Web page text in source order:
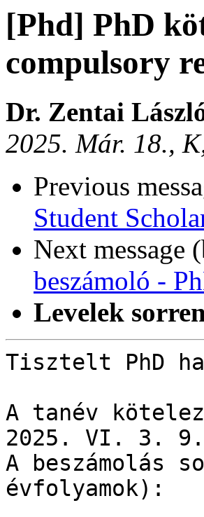
[Phd] PhD
compulsory
Dr. Zentai
2025. Már. 18.,
Previous
Student
Next message
beszámoló -
Levelek
Tisztelt PhD
A tanév
2025. VI. 3.
A beszámolás
évfolyamok):